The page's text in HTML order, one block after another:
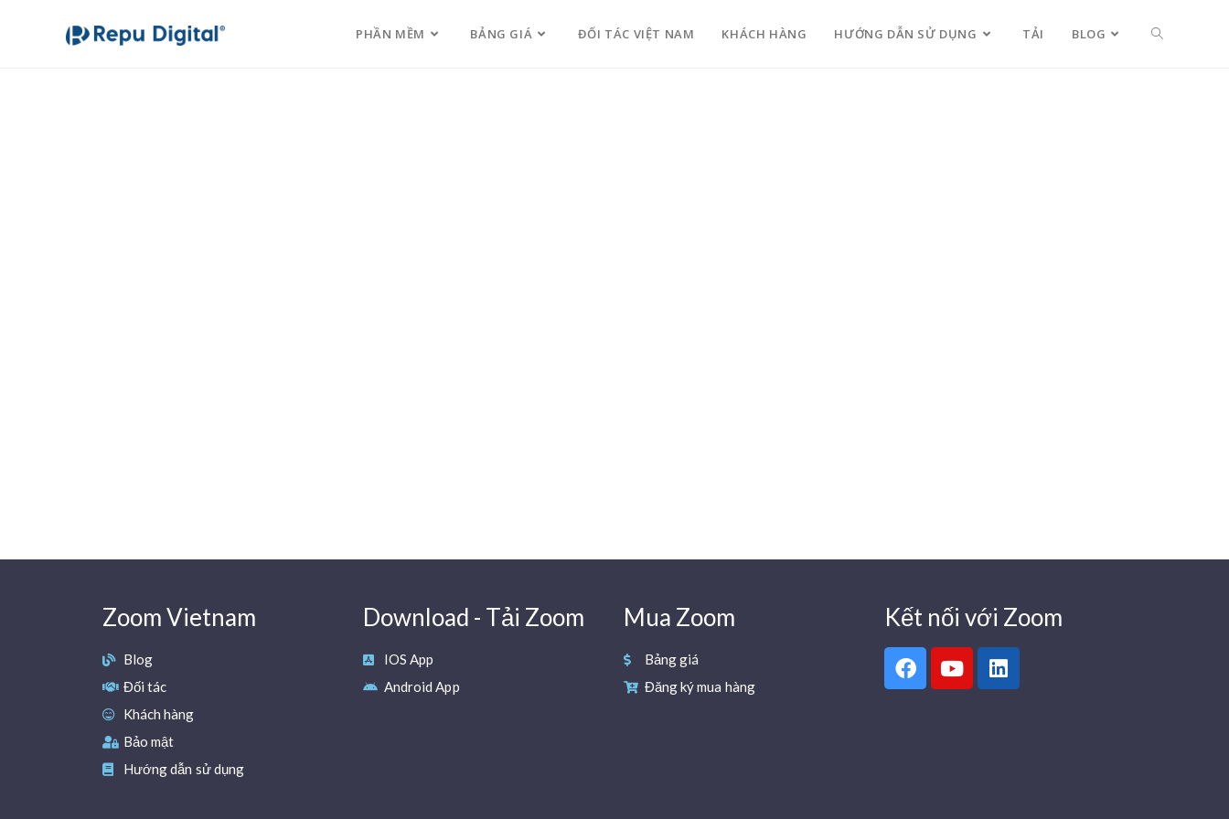
PHẦN MỀM BẢNG GIÁ ĐỐI TÁC VIỆT NAM KHÁCH HÀNG HƯỚNG DẪN SỬ DỤNG TẢI BLOG
Zoom Vietnam
Blog
Đối tác
Khách hàng
Bảo mật
Hướng dẫn sử dụng
Download - Tải Zoom
IOS App
Android App
Mua Zoom
Bảng giá
Đăng ký mua hàng
Kết nối với Zoom